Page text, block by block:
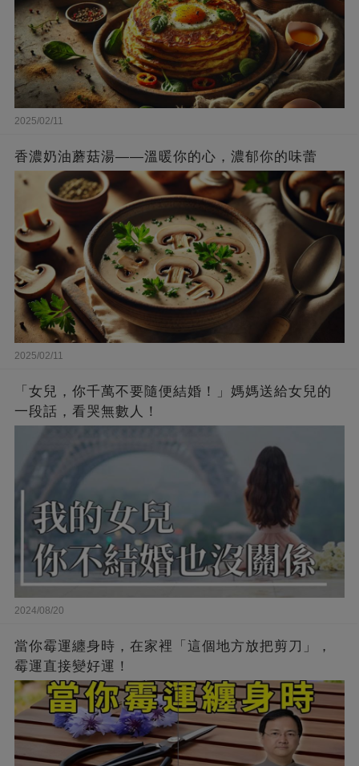
2025/02/11
香濃奶油蘑菇湯——溫暖你的心，濃郁你的味蕾
2025/02/11
「女兒，你千萬不要隨便結婚！」媽媽送給女兒的
一段話，看哭無數人！
2024/08/20
當你霉運纏身時，在家裡「這個地方放把剪刀」，
霉運直接變好運！